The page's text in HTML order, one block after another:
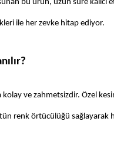
bu ürün, uzun süre
ile her zevke hitap ediyor.
ve zahmetsizdir. Özel
renk örtücülüğü sağlayarak